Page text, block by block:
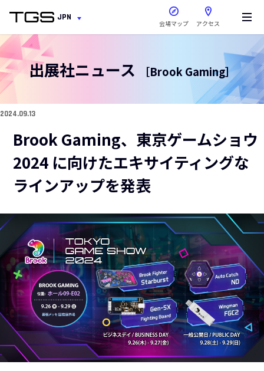
JPN
会場マップ アクセス
新しいウィンドウで開きま
出展社ニュース ［Brook Gaming］
2024.09.13
Brook Gaming、東京ゲームショウ
2024 に向けたエキサイティングな
ラインアップを発表